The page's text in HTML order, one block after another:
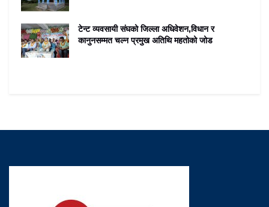
टेन्ट व्यवसायी संघको जिल्ला अधिवेशन,विधान र
कानुनसम्मत चल्न प्रमुख अतिथि महतोको जोड